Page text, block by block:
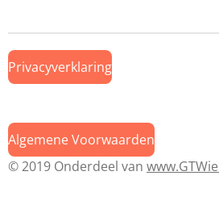
Privacyverklaring
Algemene Voorwaarden
© 2019 Onderdeel van